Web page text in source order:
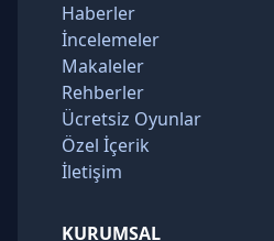
Haberler
İncelemeler
Makaleler
Rehberler
Ücretsiz Oyunlar
Özel İçerik
İletişim
KURUMSAL